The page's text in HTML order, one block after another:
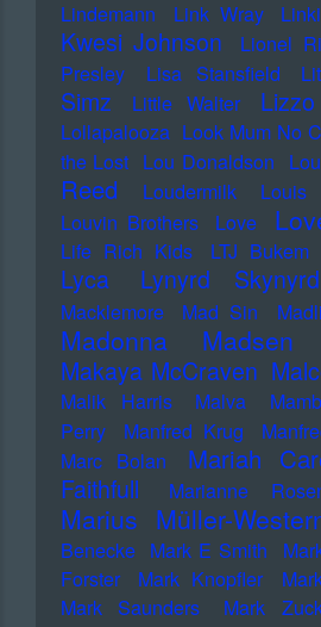
Lindemann
Link Wray
Kwesi Johnson
Lionel
Presley
Lisa Stansfield
Simz
Little Walter Lizzo
Lollapalooza Look Mum No
the Lost Lou Donaldson
Reed
Loudermilk
Louis
Louvin Brothers
Love
Life Rich Kids
LTJ Bukem
Lyca Lynyrd Skynyrd
Macklemore
Mad Sin
Madonna
Madsen
Makaya McCraven
Malik Harris Malva
Perry
Manfred Krug
Marc Bolan Mariah
Faithfull
Marianne
Marius Müller-
Benecke Mark E Smith
Forster
Mark Knopfler
Mark Saunders
Mark